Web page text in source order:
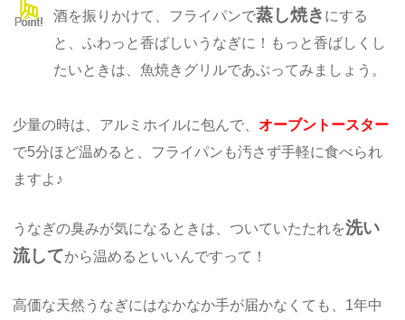
酒を振りかけて、フライパンで蒸し焼き にする
と、ふわっと香ばしいうなぎに！もっと香ばしくし
たいときは、魚焼きグリルであぶってみましょう。
少量の時は、アルミホイルに包んで、オーブントースター
で5分ほど温めると、フライパンも汚さず手軽に食べられ
ますよ♪
うなぎの臭みが気になるときは、ついていたたれを洗い
流してから温めるといいんですって！
高価な天然うなぎにはなかなか手が届かなくても、1年中